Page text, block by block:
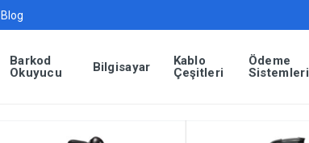
Blog
Barkod
Okuyucu
Bilgisayar
Kablo
Çeşitleri
Ödeme
Sistemleri